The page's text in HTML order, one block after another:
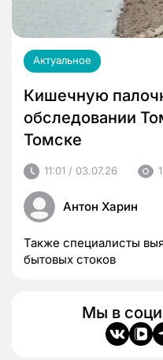
Актуальное
Кишечную
обследовании
Томске
11:01 / 03.07.26
Антон Харин
Также специалисты
бытовых стоков
Мы в